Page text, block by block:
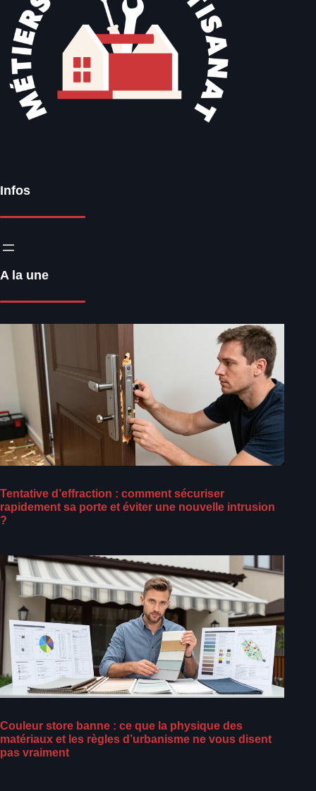
Infos
A la une
Tentative d’effraction : comment sécuriser
rapidement sa porte et éviter une nouvelle intrusion
?
Couleur store banne : ce que la physique des
matériaux et les règles d’urbanisme ne vous disent
pas vraiment